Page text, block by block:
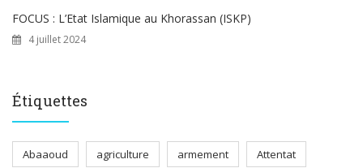
FOCUS : L’Etat Islamique au Khorassan (ISKP)
4 juillet 2024
Étiquettes
Abaaoud agriculture armement Attentat